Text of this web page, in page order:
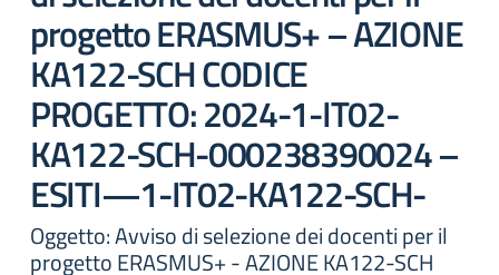
progetto ERASMUS+ – AZIONE
KA122-SCH CODICE
PROGETTO: 2024-1-IT02-
KA122-SCH-000238390024 –
ESITI—1-IT02-KA122-SCH-
Oggetto: Avviso di selezione dei docenti per il
progetto ERASMUS+ - AZIONE KA122-SCH